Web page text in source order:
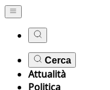
Cerca
Attualità
Politica